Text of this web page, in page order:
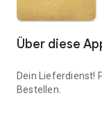
Über diese
Dein Lieferdienst!
Bestellen.